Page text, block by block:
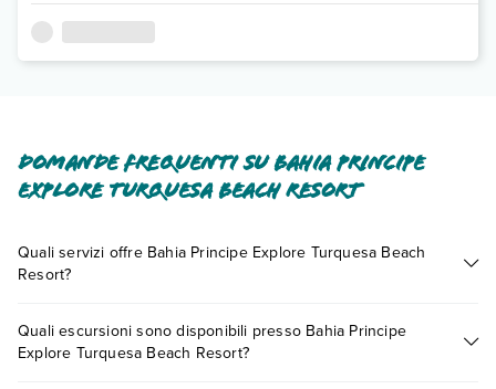
Domande frequenti su Bahia Principe
Explore Turquesa Beach Resort
Quali servizi offre Bahia Principe Explore Turquesa Beach
Resort?
servizi inclusi o a pagamento tra cui: aria condizionata, tv
satellitare, asciugacapelli, cassetta di sicurezza in camera,
Quali escursioni sono disponibili presso Bahia Principe
Explore Turquesa Beach Resort?